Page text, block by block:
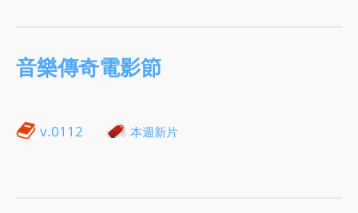
音樂傳奇電影節
v.0112 本週新片